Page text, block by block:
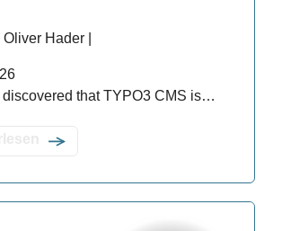
Hader |
discovered that TYPO3 CMS is…